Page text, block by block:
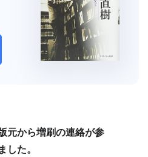
元から増刷の連絡が参
した。